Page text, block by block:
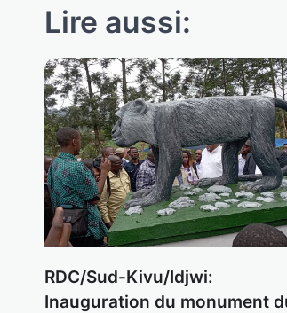
l’article
Lire aussi:
RDC/Sud-Kivu/Idjwi:
Inauguration du monument